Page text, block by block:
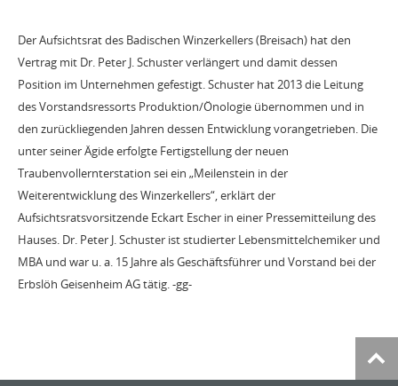
Der Aufsichtsrat des Badischen Winzerkellers (Breisach) hat den
Vertrag mit Dr. Peter J. Schuster verlängert und damit dessen
Position im Unternehmen gefestigt. Schuster hat 2013 die Leitung
des Vorstandsressorts Produktion/Önologie übernommen und in
den zurückliegenden Jahren dessen Entwicklung vorangetrieben. Die
unter seiner Ägide erfolgte Fertigstellung der neuen
Traubenvollernterstation sei ein „Meilenstein in der
Weiterentwicklung des Winzerkellers“, erklärt der
Aufsichtsratsvorsitzende Eckart Escher in einer Pressemitteilung des
Hauses. Dr. Peter J. Schuster ist studierter Lebensmittelchemiker und
MBA und war u. a. 15 Jahre als Geschäftsführer und Vorstand bei der
Erbslöh Geisenheim AG tätig. -gg-